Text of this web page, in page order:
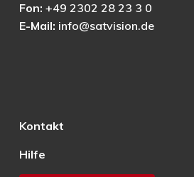
Fon: +49 2302 28 23 3 0
E-Mail: info@satvision.de
Kontakt
Hilfe